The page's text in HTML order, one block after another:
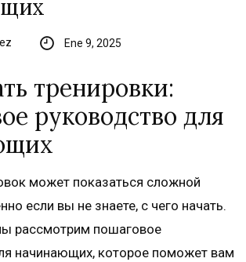
Ene 9, 2025
тренировки:
руководство для
может показаться сложной
если вы не знаете, с чего начать.
рассмотрим пошаговое
начинающих, которое поможет вам